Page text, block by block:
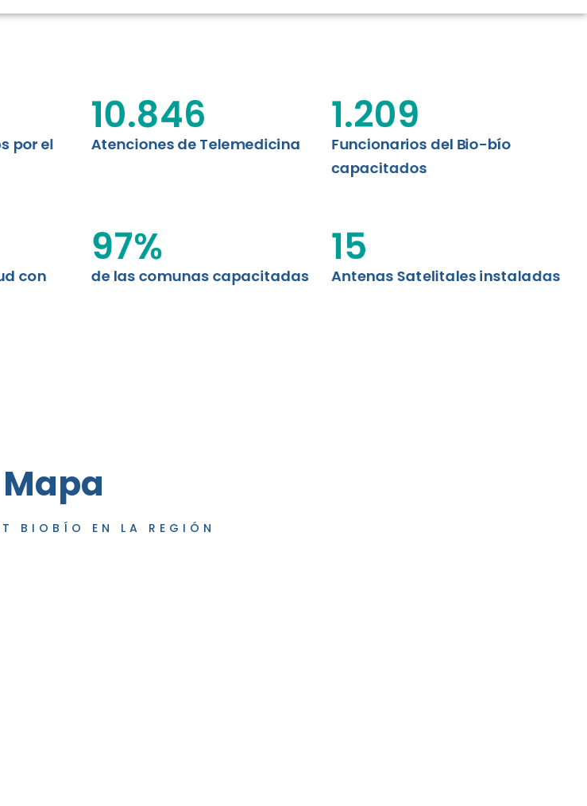
ABORDAJE CLÍNICO EN
I+D+I+E
MDPA
por el
Atenciones de Telemedicina
10.846
Funcionarios del Bio-bío
capacitados
1.209
con
de las comunas capacitadas
97%
Antenas Satelitales instaladas
15
Mapa
BIOBÍO EN LA REGIÓN